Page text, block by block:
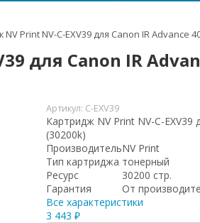
Print NV-C-EXV39 для Canon IR Advance
для Canon IR
Артикул: C-EXV39
Картридж NV Print NV-C-
(30200k)
ПроизводительNV Print
Тип картриджа тонерный
Ресурс
30200 стр.
Гарантия
От
Все характеристики
3 443₽